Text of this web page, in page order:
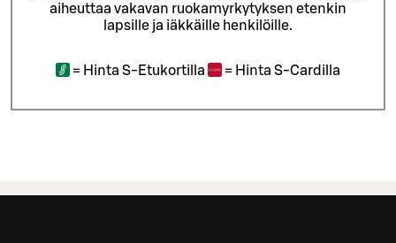
aiheuttaa vakavan ruokamyrkytyksen etenkin
lapsille ja iäkkäille henkilöille.
= Hinta S-Etukortilla = Hinta S-Cardilla